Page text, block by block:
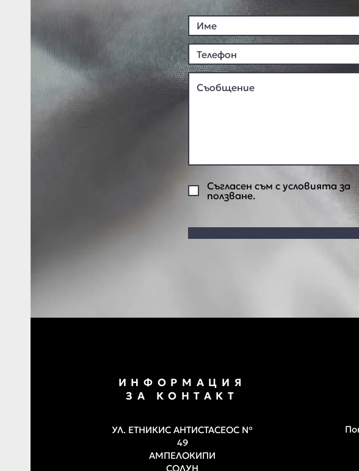
Съгласен съм с условията за
ползване.
ИНФОРМАЦИЯ
ЗА КОНТАКТ
УЛ. ЕТНИКИС АНТИСТАСЕОС №
49
АМПЕЛОКИПИ
СОЛУН